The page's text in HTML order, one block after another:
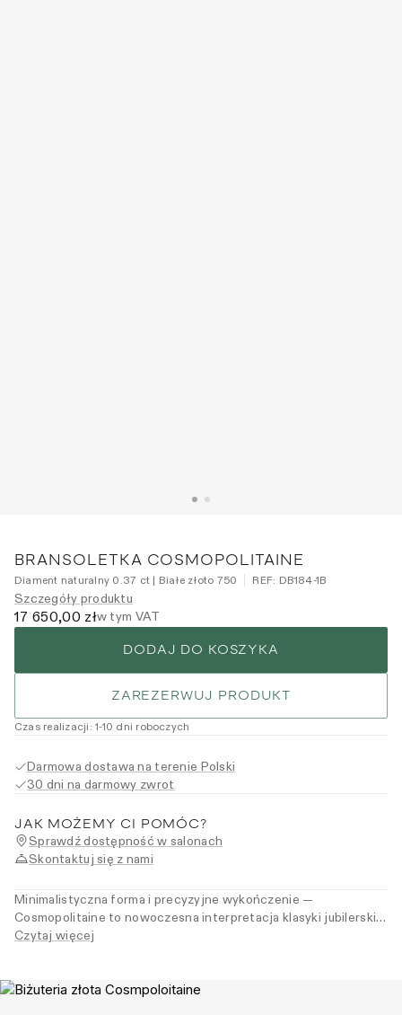
BRANSOLETKA COSMOPOLITAINE
Diament naturalny 0.37 ct | Białe złoto 750 REF: DB184-1B
Szczegóły produktu
17 650,00 złw tym VAT
ZAREZERWUJ PRODUKT
DODAJ DO KOSZYKA
Czas realizacji :1-10 dni roboczych
Darmowa dostawa na terenie Polski
30 dni na darmowy zwrot
JAK MOŻEMY CI POMÓC?
Sprawdź dostępność w salonach
Skontaktuj się z nami
Minimalistyczna forma i precyzyjne wykończenie —
Cosmopolitaine to nowoczesna interpretacja klasyki jubilerskiej
XX wieku. W całości ręcznie wykonana, z diamentami w
które wiedzą, że elegancja nie potrzebuje okazji.
Czytaj więcej